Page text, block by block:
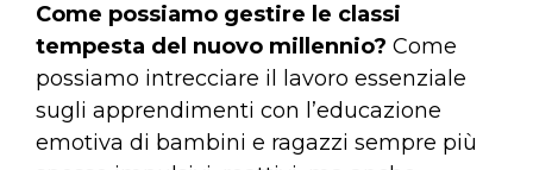
Come possiamo gestire le classi
tempesta del nuovo millennio? Come
possiamo intrecciare il lavoro essenziale
sugli apprendimenti con l’educazione
emotiva di bambini e ragazzi sempre più